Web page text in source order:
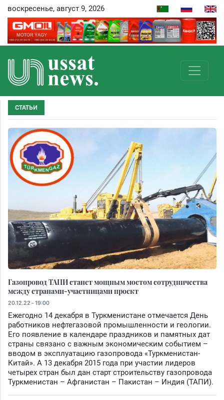
воскресенье, август 9, 2026
СТАТЬИ
Газопровод ТАПИ станет мощным мостом сотрудничества
между странами-участницами проект
20.12.22 - 19:00
Ежегодно 14 декабря в Туркменистане отмечается День
работников нефтегазовой промышленности и геологии.
Его появление в календаре праздников и памятных дат
страны связано с важным экономическим событием –
вводом в эксплуатацию газопровода «Туркменистан-
Китай». А 13 декабря 2015 года при участии лидеров
четырех стран был дан старт строительству газопровода
Туркменистан – Афганистан – Пакистан – Индия (ТАПИ).